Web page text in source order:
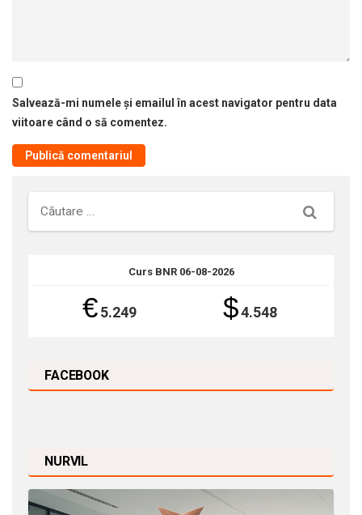
Salvează-mi numele și emailul în acest navigator pentru data
viitoare când o să comentez.
Căutare
Curs BNR 06-08-2026
€5.249 $4.548
FACEBOOK
NURVIL